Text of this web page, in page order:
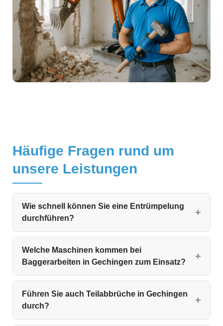
Häufige Fragen rund um
unsere Leistungen
Wie schnell können Sie eine Entrümpelung
durchführen?
Welche Maschinen kommen bei
Baggerarbeiten in Gechingen zum Einsatz?
Führen Sie auch Teilabbrüche in Gechingen
durch?